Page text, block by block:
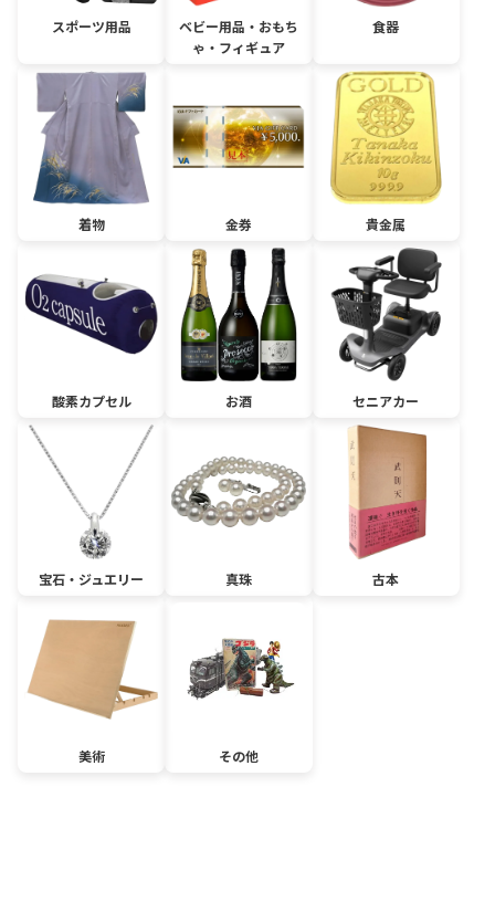
スポーツ用品
ベビー用品・おもち
ゃ・フィギュア
食器
着物 金券 貴金属
酸素カプセル お酒 セニアカー
宝石・ジュエリー 真珠 古本
美術 その他